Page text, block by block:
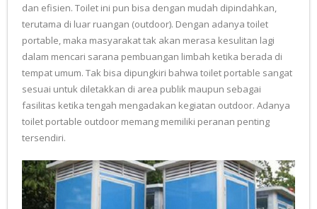
dan efisien. Toilet ini pun bisa dengan mudah dipindahkan,
terutama di luar ruangan (outdoor). Dengan adanya toilet
portable, maka masyarakat tak akan merasa kesulitan lagi
dalam mencari sarana pembuangan limbah ketika berada di
tempat umum. Tak bisa dipungkiri bahwa toilet portable sangat
sesuai untuk diletakkan di area publik maupun sebagai
fasilitas ketika tengah mengadakan kegiatan outdoor. Adanya
toilet portable outdoor memang memiliki peranan penting
tersendiri.